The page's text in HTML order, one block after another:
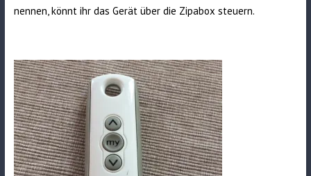
nennen, könnt ihr das Gerät über die Zipabox steuern.